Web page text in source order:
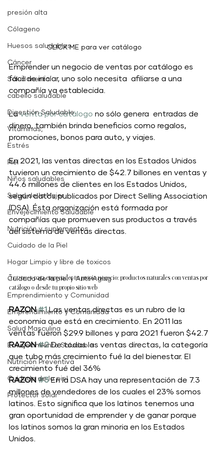
presión alta
Cólageno
Huesos saludables
Cáncer
Salud mental
cabello saludable
Digestión Saludable
Vitaminas,
Estrés
Piel
Niños saludables
Salud de la Mujer
Envejecimiento Saludable
Nutrición y suplementos
Cuidado de la Piel
Hogar Limpio y libre de toxicos
Cuidado de la piel y Anti-Aging
Emprendimiento y Comunidad
Emprendimiento y Comunidad
Salud Masculina
Envejecimiento Saludable
Nutrición Preventiva
Cuidado de la piel
Protector solar
CLICK ME para ver catálogo
Emprender un negocio de ventas por catálogo es
fácil de iniciar, uno solo necesita  afiliarse a una
compañía ya establecida.
La venta por catálogo no sólo genera  entradas de
dinero, también brinda beneficios como regalos,
promociones, bonos para auto, y viajes.
En 2021, las ventas directas en los Estados Unidos
tuvieron un crecimiento de $42.7 billones en ventas y
44.6 millones de clientes en los Estados Unidos,
segun datos publicados por Direct Selling Association
(DSA). Ésta organización está formada por
compañías que promueven sus productos a través
del sistema de ventas directas.
3 razones para emprender tu propio negocio: productos naturales con ventas por
catálogo o desde tu propio sitio web
RAZON #1 Las ventas directas es un rubro de la
economia que está en crecimiento. En 2011 las
ventas fueron $29.9 billones y para 2021 fueron $42.7
RAZON #2 De todas las ventas directas, la categoría
que tubo más crecimiento fué la del bienestar. El
crecimiento fué del 36%
RAZON #3 En la DSA hay una representación de 7.3
millones de vendedores de los cuales el 23% somos
latinos. Esto significa que los latinos tenemos una
gran oportunidad de emprender y de ganar porque
los latinos somos la gran minoria en los Estados
Unidos.